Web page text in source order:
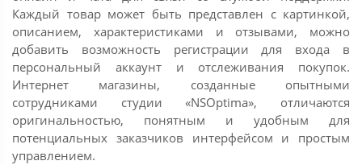
Каждый товар может быть представлен с картинкой,
описанием, характеристиками и отзывами, можно
добавить возможность регистрации для входа в
персональный аккаунт и отслеживания покупок.
Интернет магазины, созданные опытными
сотрудниками студии «NSOptima», отличаются
оригинальностью, понятным и удобным для
потенциальных заказчиков интерфейсом и простым
управлением.